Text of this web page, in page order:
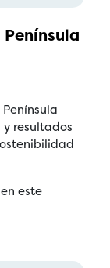
resultados
este